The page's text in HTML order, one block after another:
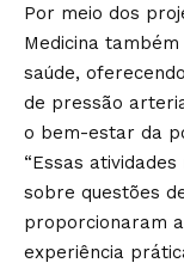
Por meio dos
Medicina
saúde,
de pressão
o bem-estar da
“Essas
sobre questões
proporcionaram
experiência